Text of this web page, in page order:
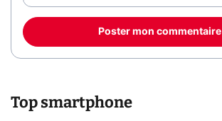
Poster mon commentaire
Top smartphone